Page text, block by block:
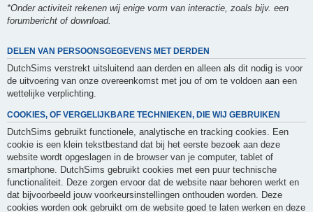
*Onder activiteit rekenen wij enige vorm van interactie, zoals bijv. een
forumbericht of download.
DELEN VAN PERSOONSGEGEVENS MET DERDEN
DutchSims verstrekt uitsluitend aan derden en alleen als dit nodig is voor
de uitvoering van onze overeenkomst met jou of om te voldoen aan een
wettelijke verplichting.
COOKIES, OF VERGELIJKBARE TECHNIEKEN, DIE WIJ GEBRUIKEN
DutchSims gebruikt functionele, analytische en tracking cookies. Een
cookie is een klein tekstbestand dat bij het eerste bezoek aan deze
website wordt opgeslagen in de browser van je computer, tablet of
smartphone. DutchSims gebruikt cookies met een puur technische
functionaliteit. Deze zorgen ervoor dat de website naar behoren werkt en
dat bijvoorbeeld jouw voorkeursinstellingen onthouden worden. Deze
cookies worden ook gebruikt om de website goed te laten werken en deze